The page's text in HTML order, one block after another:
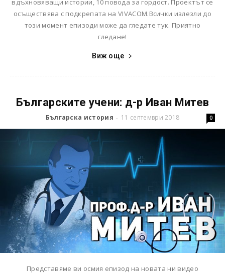
вдъхновяващи истории, 10 повода за гордост. Проектът се
осъществява с подкрепата на VIVACOM.Всички излезли до
този момент епизоди може да гледате тук. Приятно
гледане!
Виж още
Българските учени: д-р Иван Митев
Българска история - 11 септември 2018 0
Представяме ви осмия епизод на новата ни видео